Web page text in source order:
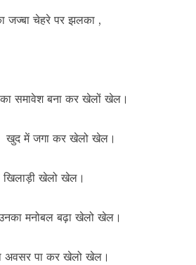
जज्बा चेहरे पर झलका ,
का समावेश बना कर खेलों खेल।
खुद में जगा कर खेलो खेल।
खेलो खेल।
मनोबल बढ़ा खेलो खेल।
अवसर पा कर खेलो खेल।